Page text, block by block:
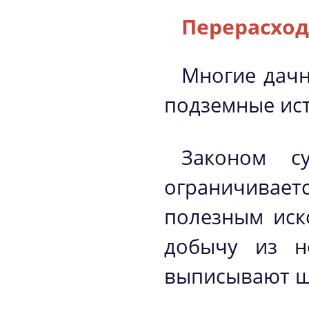
Многие
подземные
Законом
полезным
добычу из
выписывают